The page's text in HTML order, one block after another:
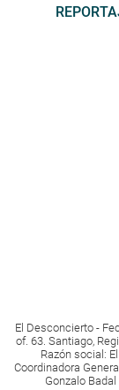
El Desconcierto -
of. 63. Santiago,
Razón social:
Coordinadora
Gonzalo